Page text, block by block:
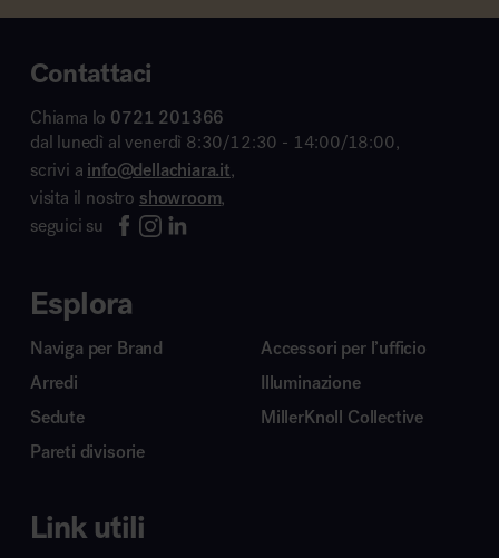
Contattaci
Chiama lo 0721 201366
dal lunedì al venerdì 8:30/12:30 - 14:00/18:00,
scrivi a info@dellachiara.it,
visita il nostro showroom,
seguici su
Esplora
Naviga per Brand
Arredi
Sedute
Pareti divisorie
Accessori per l’ufficio
Illuminazione
MillerKnoll Collective
Link utili